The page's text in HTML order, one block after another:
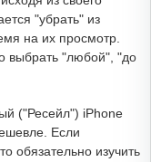
"убрать" из
на их просмотр.
выбрать "любой", "до
("Ресейл") iPhone
Если
обязательно изучить